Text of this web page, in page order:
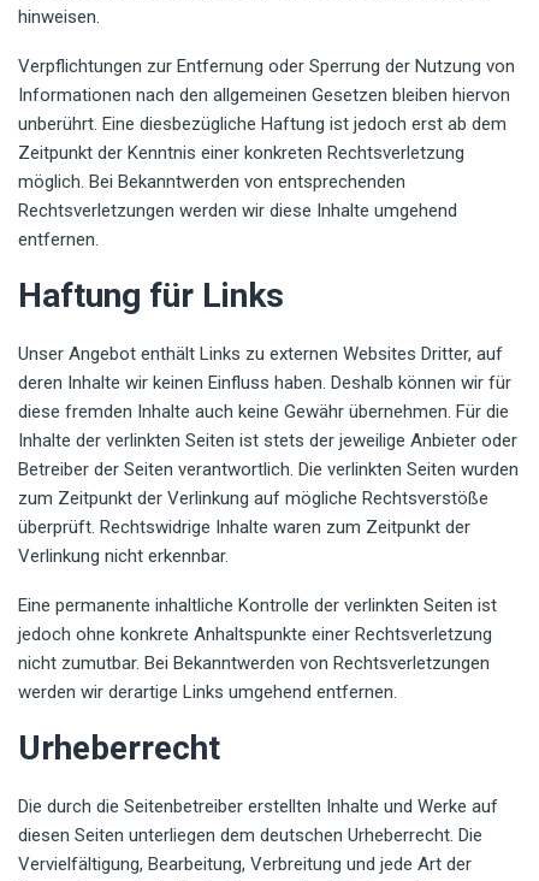
hinweisen.
Verpflichtungen zur Entfernung oder Sperrung der Nutzung von
Informationen nach den allgemeinen Gesetzen bleiben hiervon
unberührt. Eine diesbezügliche Haftung ist jedoch erst ab dem
Zeitpunkt der Kenntnis einer konkreten Rechtsverletzung
möglich. Bei Bekanntwerden von entsprechenden
Rechtsverletzungen werden wir diese Inhalte umgehend
entfernen.
Haftung für Links
Unser Angebot enthält Links zu externen Websites Dritter, auf
deren Inhalte wir keinen Einfluss haben. Deshalb können wir für
diese fremden Inhalte auch keine Gewähr übernehmen. Für die
Inhalte der verlinkten Seiten ist stets der jeweilige Anbieter oder
Betreiber der Seiten verantwortlich. Die verlinkten Seiten wurden
zum Zeitpunkt der Verlinkung auf mögliche Rechtsverstöße
überprüft. Rechtswidrige Inhalte waren zum Zeitpunkt der
Verlinkung nicht erkennbar.
Eine permanente inhaltliche Kontrolle der verlinkten Seiten ist
jedoch ohne konkrete Anhaltspunkte einer Rechtsverletzung
nicht zumutbar. Bei Bekanntwerden von Rechtsverletzungen
werden wir derartige Links umgehend entfernen.
Urheberrecht
Die durch die Seitenbetreiber erstellten Inhalte und Werke auf
diesen Seiten unterliegen dem deutschen Urheberrecht. Die
Vervielfältigung, Bearbeitung, Verbreitung und jede Art der